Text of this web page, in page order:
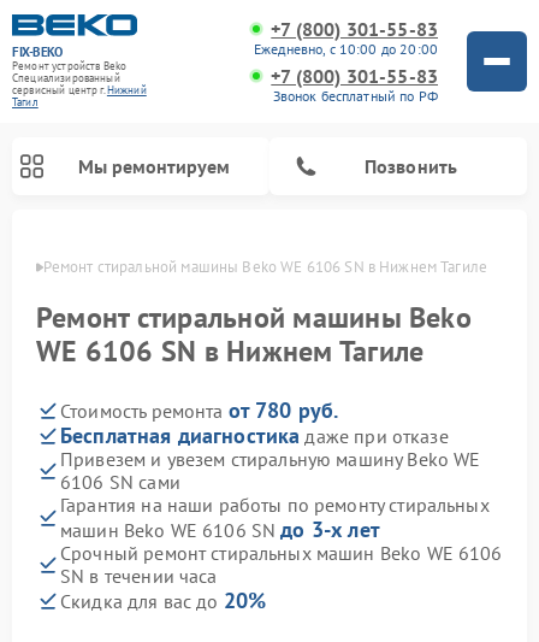
FIX-BEKO
Ремонт устройств Beko
Специализированный
cервисный центр г.Нижний
Тагил
+7 (800) 301-55-83
Ежедневно, с 10:00 до 20:00
+7 (800) 301-55-83
Звонок бесплатный по РФ
Мы ремонтируем Позвонить
Ремонт стиральной машины Beko WE 6106 SN в Нижнем Тагиле
Ремонт стиральной машины Beko
WE 6106 SN в Нижнем Тагиле
Стоимость ремонта от 780 руб.
Бесплатная диагностика даже при отказе
Привезем и увезем стиральную машину Beko WE
6106 SN сами
Гарантия на наши работы по ремонту стиральных
машин Beko WE 6106 SNдо 3-х лет
Срочный ремонт стиральных машин Beko WE 6106
SN в течении часа
Скидка для вас до 20%